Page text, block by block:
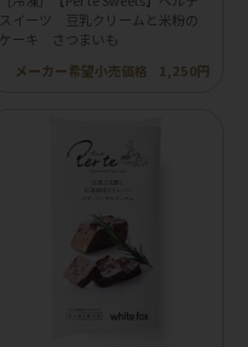
スイーツ 豆乳クリームと米粉の
ケーキ さつまいも
メーカー希望小売価格
1,250円